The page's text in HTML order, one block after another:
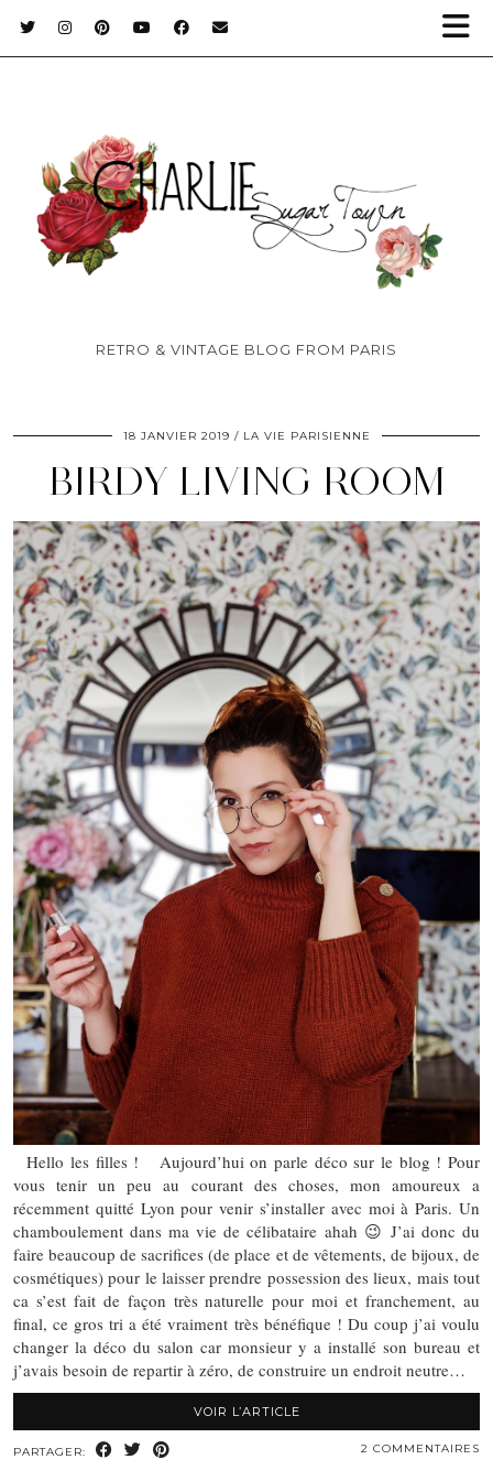
RETRO & VINTAGE BLOG FROM PARIS
18 JANVIER 2019 LA VIE PARISIENNE
BIRDY LIVING ROOM
Hello les filles ! Aujourd’hui on parle déco sur le blog ! Pour
vous tenir un peu au courant des choses, mon amoureux a
récemment quitté Lyon pour venir s’installer avec moi à Paris. Un
chamboulement dans ma vie de célibataire ahah 😉 J’ai donc du
faire beaucoup de sacrifices (de place et de vêtements, de bijoux, de
cosmétiques) pour le laisser prendre possession des lieux, mais tout
ca s’est fait de façon très naturelle pour moi et franchement, au
final, ce gros tri a été vraiment très bénéfique ! Du coup j’ai voulu
changer la déco du salon car monsieur y a installé son bureau et
j’avais besoin de repartir à zéro, de construire un endroit neutre…
VOIR L’ARTICLE
PARTAGER: 2 COMMENTAIRES